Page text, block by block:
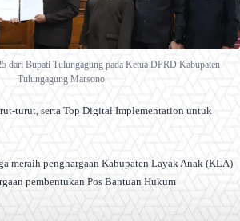
dari Bupati Tulungagung pada Ketua DPRD Kabupaten
Tulungagung Marsono
turut, serta Top Digital Implementation untuk
meraih penghargaan Kabupaten Layak Anak (KLA)
pembentukan Pos Bantuan Hukum